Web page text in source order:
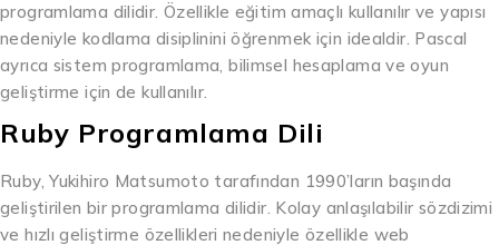
programlama dilidir. Özellikle eğitim amaçlı kullanılır ve yapısı
nedeniyle kodlama disiplinini öğrenmek için idealdir. Pascal
ayrıca sistem programlama, bilimsel hesaplama ve oyun
geliştirme için de kullanılır.
Ruby Programlama Dili
Ruby, Yukihiro Matsumoto tarafından 1990’ların başında
geliştirilen bir programlama dilidir. Kolay anlaşılabilir sözdizimi
ve hızlı geliştirme özellikleri nedeniyle özellikle web